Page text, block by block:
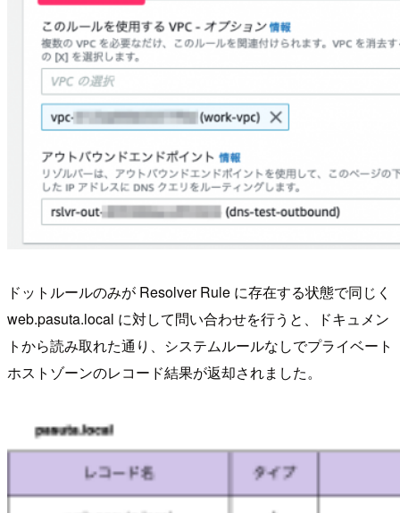
ドットルールのみが Resolver Rule に存在する状態で同じく
web.pasuta.local に対して問い合わせを行うと、ドキュメン
トから読み取れた通り、システムルールなしでプライベート
ホストゾーンのレコード結果が返却されました。